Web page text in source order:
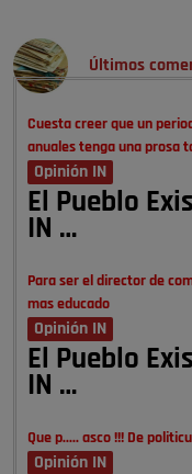
Últimos
Cuesta creer que un
anuales tenga una prosa
Opinión IN
El Pueblo
IN …
Para ser el director de
mas educado
Opinión IN
El Pueblo
IN …
Que p..... asco !!! De
Opinión IN